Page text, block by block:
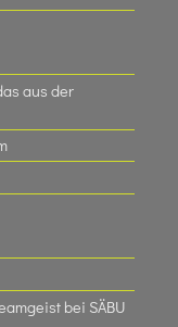
aus der
bei SÄBU